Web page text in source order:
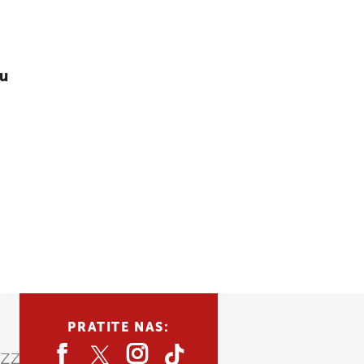
PRATITE NAS: